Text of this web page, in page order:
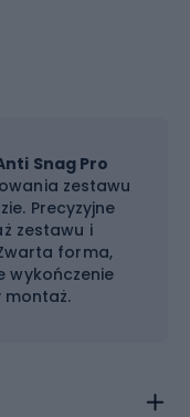
Snag Pro
zestawu
Precyzyjne
zestawu i
forma,
wykończenie